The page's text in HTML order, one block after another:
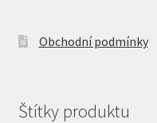
Obchodní podmínky
Štítky produktu